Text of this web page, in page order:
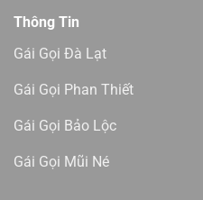
Thông Tin
Gái Gọi Đà Lạt
Gái Gọi Phan Thiết
Gái Gọi Bảo Lộc
Gái Gọi Mũi Né